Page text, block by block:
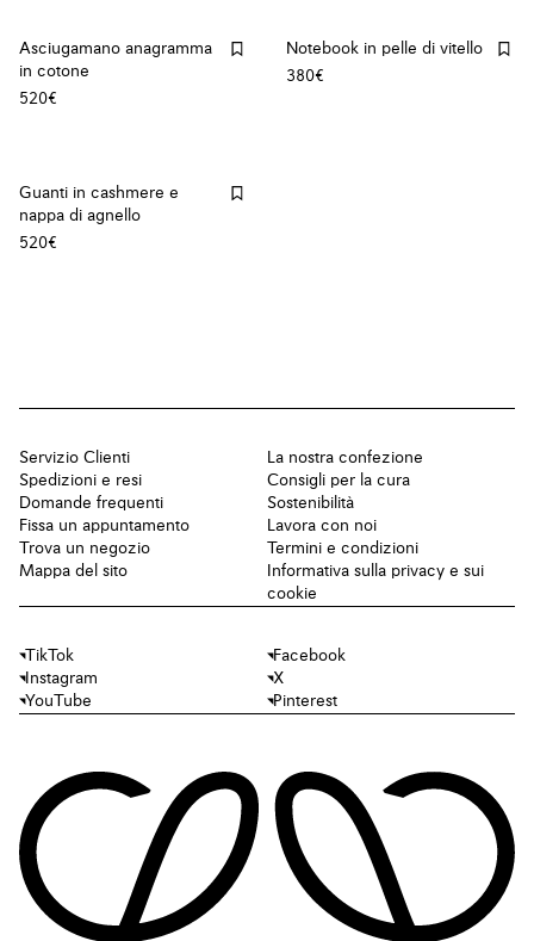
Asciugamano anagramma
in cotone
520€
Notebook in pelle di vitello
380€
Guanti in cashmere e
nappa di agnello
520€
Servizio Clienti
Spedizioni e resi
Domande frequenti
Fissa un appuntamento
Trova un negozio
Mappa del sito
La nostra confezione
Consigli per la cura
Sostenibilità
Lavora con noi
Termini e condizioni
Informativa sulla privacy e sui
cookie
TikTok
Facebook
Instagram
X
YouTube
Pinterest